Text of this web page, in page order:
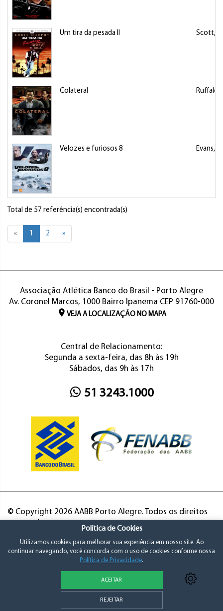
Um tira da pesada II Scott,
Colateral Ruffalo,
Velozes e furiosos 8 Evans,
Total de 57 referência(s) encontrada(s)
« 1 2 »
Associação Atlética Banco do Brasil - Porto Alegre
Av. Coronel Marcos, 1000 Bairro Ipanema CEP 91760-000
VEJA A LOCALIZAÇÃO NO MAPA
Central de Relacionamento:
Segunda a sexta-feira, das 8h às 19h
Sábados, das 9h às 17h
51 3243.1000
© Copyright 2026 AABB Porto Alegre. Todos os direitos
Política de Privacidade e Consentimento
Política de Cookies
Utilizamos cookies para melhorar sua experiência em nosso site. Ao
continuar navegando, você concorda com o uso de cookies conforme nossa
Política de Privacidade.
ACEITAR
REJEITAR